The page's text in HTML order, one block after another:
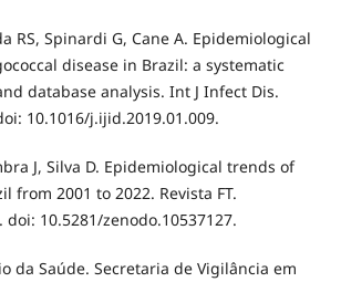
RS, Spinardi G, Cane A. Epidemiological
disease in Brazil: a systematic
database analysis. Int J Infect Dis.
10.1016/j.ijid.2019.01.009.
J, Silva D. Epidemiological trends of
from 2001 to 2022. Revista FT.
doi: 10.5281/zenodo.10537127.
da Saúde. Secretaria de Vigilância em